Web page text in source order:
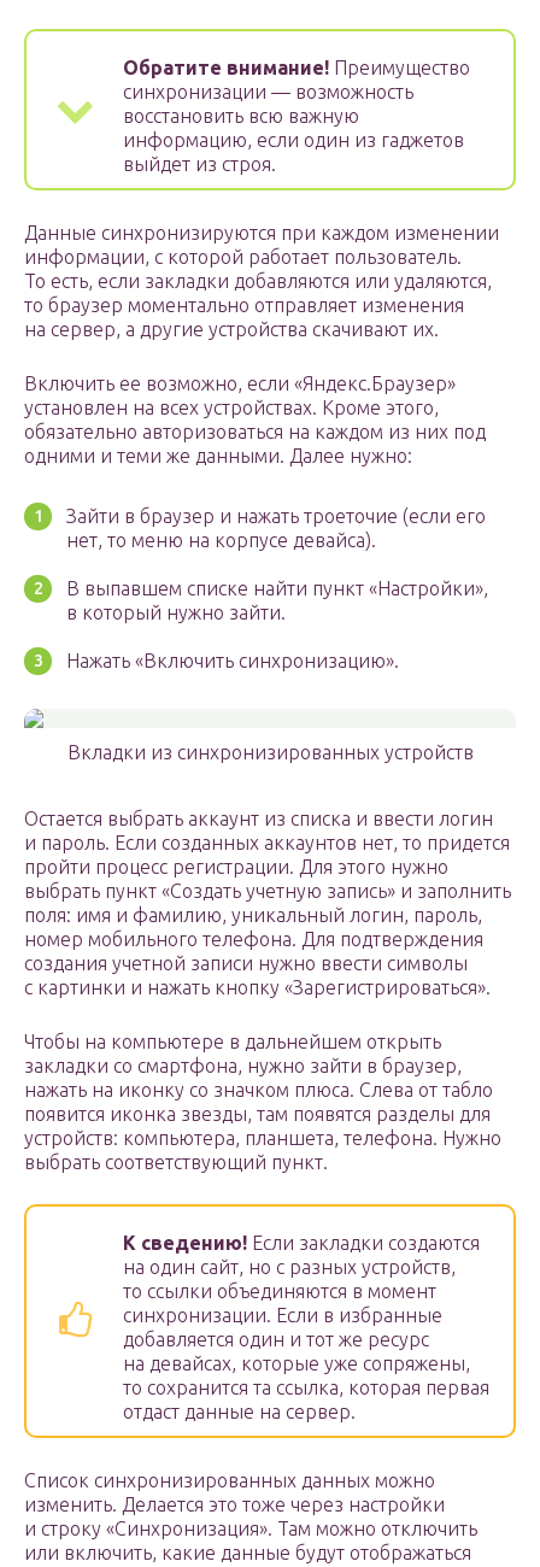
Обратите внимание! Преимущество
синхронизации — возможность
восстановить всю важную
информацию, если один из гаджетов
выйдет из строя.
Данные синхронизируются при каждом изменении
информации, с которой работает пользователь.
То есть, если закладки добавляются или удаляются,
то браузер моментально отправляет изменения
на сервер, а другие устройства скачивают их.
Включить ее возможно, если «Яндекс.Браузер»
установлен на всех устройствах. Кроме этого,
обязательно авторизоваться на каждом из них под
одними и теми же данными. Далее нужно:
Зайти в браузер и нажать троеточие (если его
нет, то меню на корпусе девайса).
В выпавшем списке найти пункт «Настройки»,
в который нужно зайти.
Нажать «Включить синхронизацию».
Вкладки из синхронизированных устройств
Остается выбрать аккаунт из списка и ввести логин
и пароль. Если созданных аккаунтов нет, то придется
пройти процесс регистрации. Для этого нужно
выбрать пункт «Создать учетную запись» и заполнить
поля: имя и фамилию, уникальный логин, пароль,
номер мобильного телефона. Для подтверждения
создания учетной записи нужно ввести символы
с картинки и нажать кнопку «Зарегистрироваться».
Чтобы на компьютере в дальнейшем открыть
закладки со смартфона, нужно зайти в браузер,
нажать на иконку со значком плюса. Слева от табло
появится иконка звезды, там появятся разделы для
устройств: компьютера, планшета, телефона. Нужно
выбрать соответствующий пункт.
К сведению! Если закладки создаются
на один сайт, но с разных устройств,
то ссылки объединяются в момент
синхронизации. Если в избранные
добавляется один и тот же ресурс
на девайсах, которые уже сопряжены,
то сохранится та ссылка, которая первая
отдаст данные на сервер.
Список синхронизированных данных можно
изменить. Делается это тоже через настройки
и строку «Синхронизация». Там можно отключить
или включить, какие данные будут отображаться